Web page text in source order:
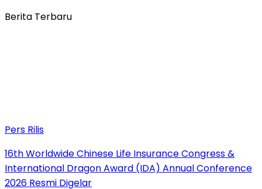
Berita Terbaru
Pers Rilis
16th Worldwide Chinese Life Insurance Congress &
International Dragon Award (IDA) Annual Conference
2026 Resmi Digelar